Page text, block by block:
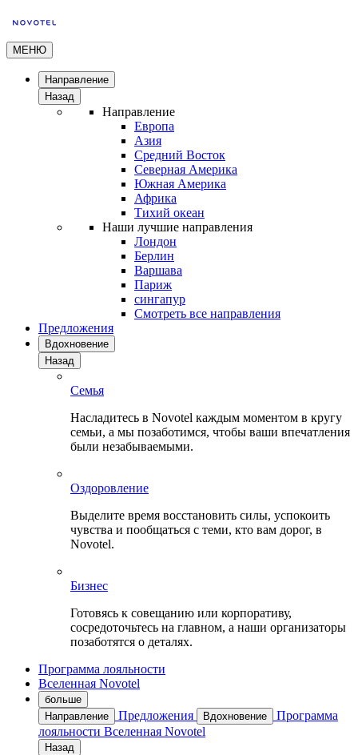
МЕНЮ
Направление
Назад
Направление
Европа
Азия
Средний Восток
Северная Америка
Южная Америка
Африка
Тихий океан
Наши лучшие направления
Лондон
Берлин
Варшава
Париж
сингапур
Смотреть все направления
Предложения
Вдохновение
Назад
Семья
Насладитесь в Novotel каждым моментом в кругу
семьи, а мы позаботимся, чтобы ваши впечатления
были незабываемыми.
Оздоровление
Выделите время восстановить силы, успокоить
чувства и пообщаться с теми, кто вам дорог, в
Novotel.
Бизнес
Готовясь к совещанию или корпоративу,
сосредоточьтесь на главном, а наши организаторы
позаботятся о деталях.
Программа лояльности
Вселенная Novotel
больше
Направление
Предложения Вдохновение
Программа
лояльности Вселенная Novotel
Назад